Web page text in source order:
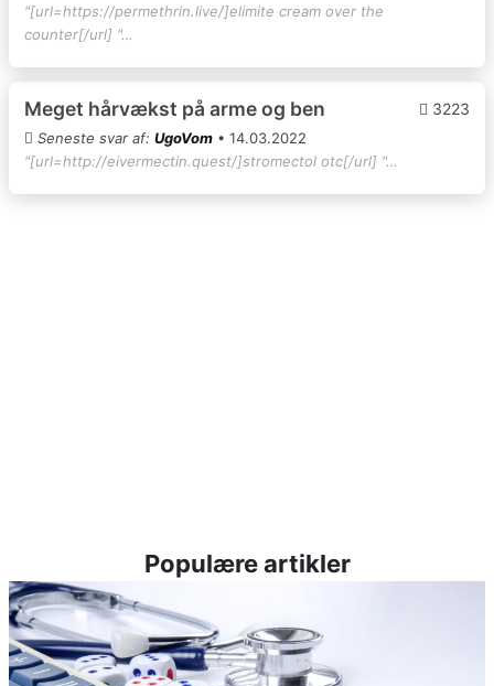
"[url=https://permethrin.live/]elimite cream over the
counter[/url] "…
Meget hårvækst på arme og ben 3223
Seneste svar af: UgoVom • 14.03.2022
"[url=http://eivermectin.quest/]stromectol otc[/url] "…
Populære artikler